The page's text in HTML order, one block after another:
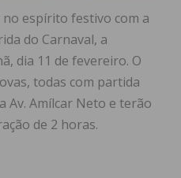
espírito festivo com a
do Carnaval, a
dia 11 de fevereiro. O
todas com partida
Av. Amílcar Neto e terão
de 2 horas.